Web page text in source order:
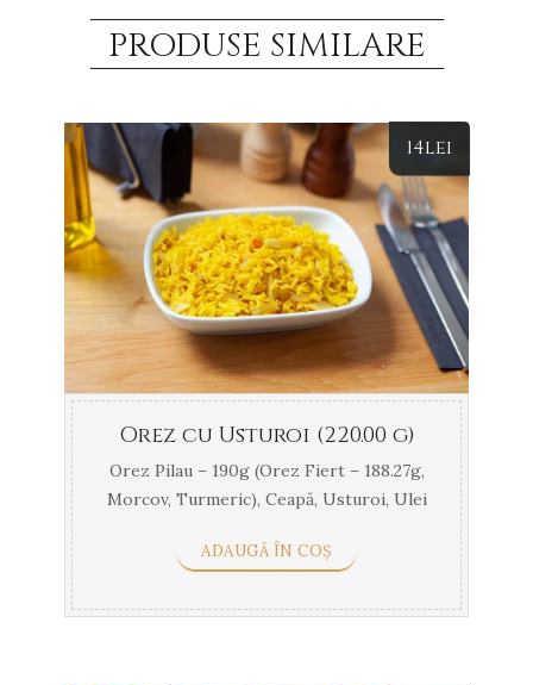
PRODUSE SIMILARE
14lei
Orez cu Usturoi (220.00 g)
Orez Pilau – 190g (Orez Fiert – 188.27g,
Morcov, Turmeric), Ceapă, Usturoi, Ulei
ADAUGĂ ÎN COȘ